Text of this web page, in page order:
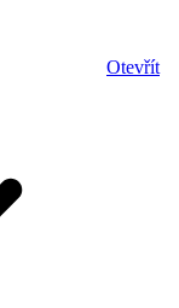
Otevřít